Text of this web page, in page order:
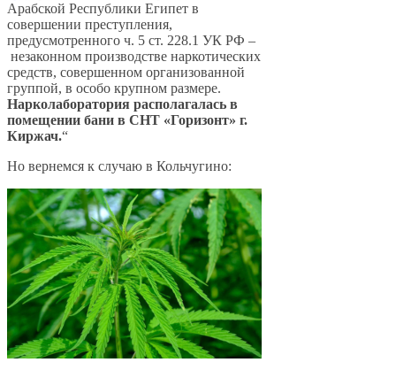
Арабской Республики Египет в
совершении преступления,
предусмотренного ч. 5 ст. 228.1 УК РФ –
незаконном производстве наркотических
средств, совершенном организованной
группой, в особо крупном размере.
Нарколаборатория располагалась в
помещении бани в СНТ «Горизонт» г.
Киржач.“
Но вернемся к случаю в Кольчугино: